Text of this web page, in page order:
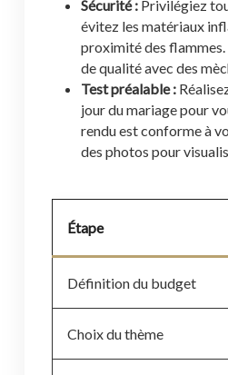
Sécurité : Privilégiez
évitez les matériaux
proximité des
de qualité avec des
Test préalable :
jour du mariage pour
rendu est conforme à
des photos pour
Étape
Définition du budget
Choix du thème